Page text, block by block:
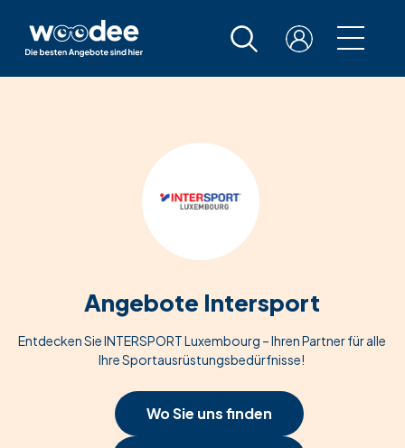
Angebote Intersport
Entdecken Sie INTERSPORT Luxembourg – Ihren Partner für alle
Ihre Sportausrüstungsbedürfnisse!
Wo Sie uns finden